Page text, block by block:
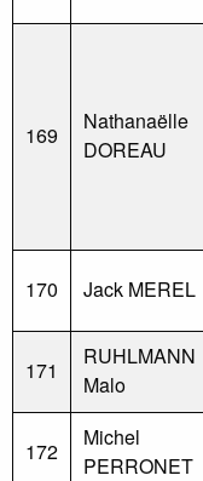
169
Nathanaëlle
DOREAU
170 Jack MEREL
171
RUHLMANN
Malo
172
Michel
PERRONET